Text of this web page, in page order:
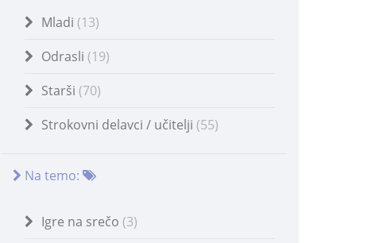
Mladi (13)
Odrasli (19)
Starši (70)
Strokovni delavci / učitelji (55)
Na temo:
Igre na srečo (3)